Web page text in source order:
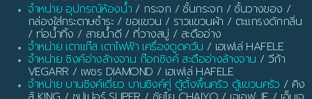
จำหน่าย อุปกรณ์ห้องน้ำ / กระจก / ชั้นกระจก / ชั้นวางของ /
กล่องใส่กระดาษชำระ / ขอแขวน / ราวแขวนผ้า / ตะแกรงดักกลิ่น
/ ท่อน้ำทิ้ง / สายน้ำดี / ที่วางสบู่ / สะดืออ่าง
จำหน่าย เตาแก๊ส เตาไฟฟ้า เครื่องดูดควัน / เฮเฟเล่ HAFELE
จำหน่าย ซิงค์อ่างล้างจาน ก๊อกซิงค์ สะดืออ่างล้างจาน / วีก้า
VEGARR / เพชร DIAMOND / เฮเฟเล่ HAFELE
จำหน่าย บานซิงค์เดี่ยว บานซิงค์คู่ ตู้ตั้งพื้นครัว ตู้แขวนครัว / คิง